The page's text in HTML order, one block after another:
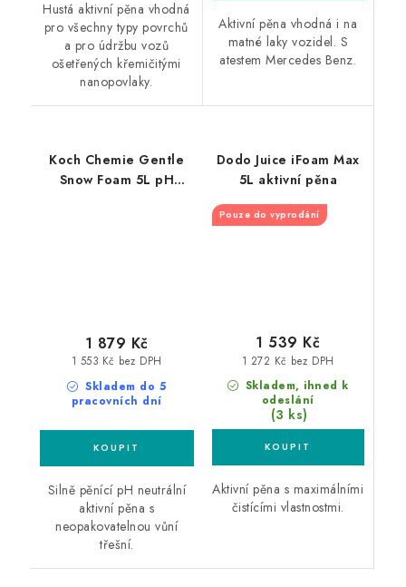
Hustá aktivní pěna vhodná
pro všechny typy povrchů
a pro údržbu vozů
ošetřených křemičitými
nanopovlaky.
Aktivní pěna vhodná i na
matné laky vozidel. S
atestem Mercedes Benz.
Koch Chemie Gentle
Snow Foam 5L pH
Skladem do 5
pracovních dní
1 553 Kč bez DPH
1 879 Kč
Silně pěnící pH neutrální
aktivní pěna s
neopakovatelnou vůní
třešní.
Dodo Juice iFoam Max
5L aktivní pěna
Pouze do vyprodání
Skladem, ihned k
odeslání
(3 ks)
1 272 Kč bez DPH
1 539 Kč
Aktivní pěna s maximálními
čistícími vlastnostmi.